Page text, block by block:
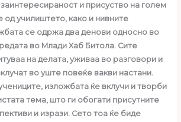
и присуство на голем
од училиштето, како и нивните
се одржа два денови односно во
во Млади Хаб Битола. Сите
на делата, уживаа во разговори и
во уште повеќе вакви настани.
изложбата ќе вклучи и творби
тема, што ги обогати присутните
и изрази. Сето тоа ќе биде